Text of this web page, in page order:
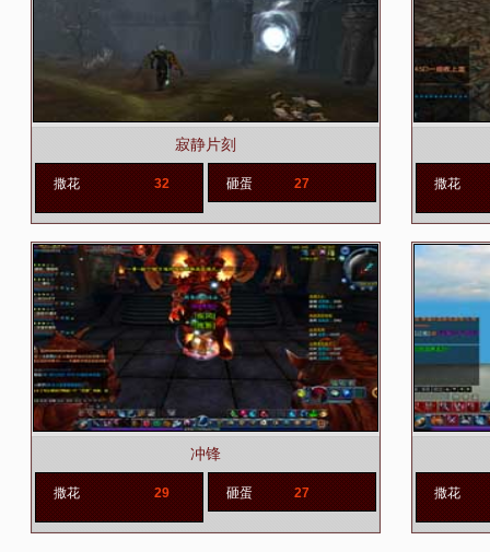
寂静片刻
撒花 32 砸蛋 27 撒花
冲锋
撒花 29 砸蛋 27 撒花